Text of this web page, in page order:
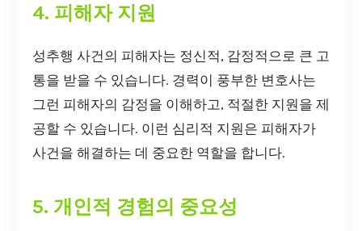
4. 피해자 지원
성추행 사건의 피해자는 정신적, 감정적으로 큰 고
통을 받을 수 있습니다. 경력이 풍부한 변호사는
그런 피해자의 감정을 이해하고, 적절한 지원을 제
공할 수 있습니다. 이런 심리적 지원은 피해자가
사건을 해결하는 데 중요한 역할을 합니다.
5. 개인적 경험의 중요성